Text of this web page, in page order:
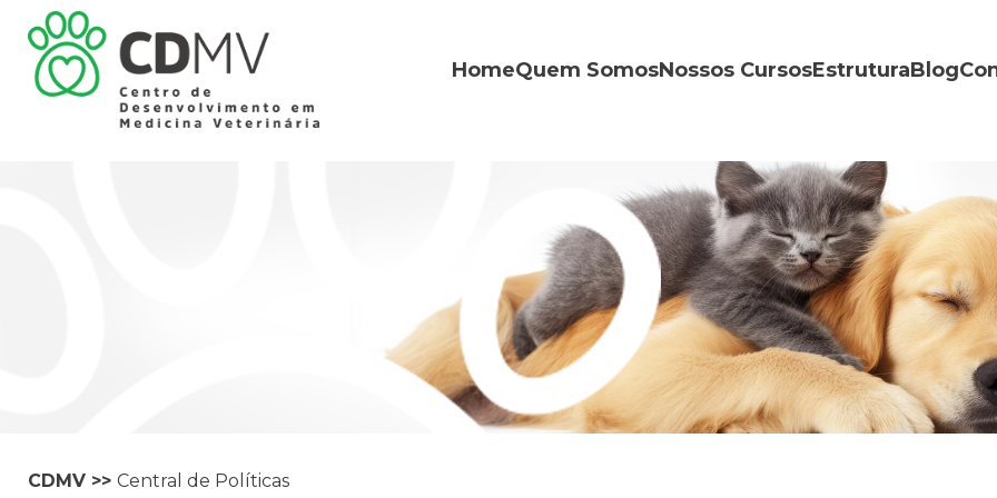
HomeQuem SomosNossos CursosEstruturaBlog
CDMV >> Central de Políticas